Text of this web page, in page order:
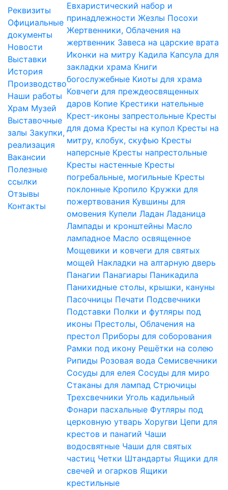
Реквизиты
Официальные
документы
Новости
Выставки
История
Производство
Наши работы
Храм Музей
Выставочные
залы Закупки,
реализация
Вакансии
Полезные
ссылки
Отзывы
Контакты
Евхаристический набор и
принадлежности Жезлы Посохи
Жертвенники, Облачения на
жертвенник Завеса на царские врата
Иконки на митру Кадила Капсула для
закладки храма Книги
богослужебные Киоты для храма
Ковчеги для преждеосвященных
даров Копие Крестики нательные
Крест-иконы запрестольные Кресты
для дома Кресты на купол Кресты на
митру, клобук, скуфью Кресты
наперсные Кресты напрестольные
Кресты настенные Кресты
погребальные, могильные Кресты
поклонные Кропило Кружки для
пожертвования Кувшины для
омовения Купели Ладан Ладаница
Лампады и кронштейны Масло
лампадное Масло освященное
Мощевики и ковчеги для святых
мощей Накладки на алтарную дверь
Панагии Панагиары Паникадила
Панихидные столы, крышки, кануны
Пасочницы Печати Подсвечники
Подставки Полки и футляры под
иконы Престолы, Облачения на
престол Приборы для соборования
Рамки под икону Решётки на солею
Рипиды Розовая вода Семисвечники
Сосуды для елея Сосуды для миро
Стаканы для лампад Стрючицы
Трехсвечники Уголь кадильный
Фонари пасхальные Футляры под
церковную утварь Хоругви Цепи для
крестов и панагий Чаши
водосвятные Чаши для святых
частиц Четки Штандарты Ящики для
свечей и огарков Ящики
крестильные